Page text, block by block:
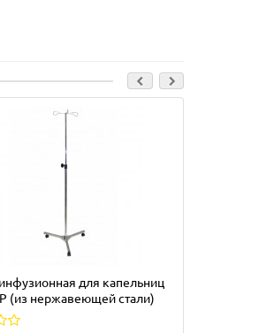
для капельниц
(из нержавеющей стали)